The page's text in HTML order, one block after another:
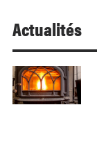
Actualités